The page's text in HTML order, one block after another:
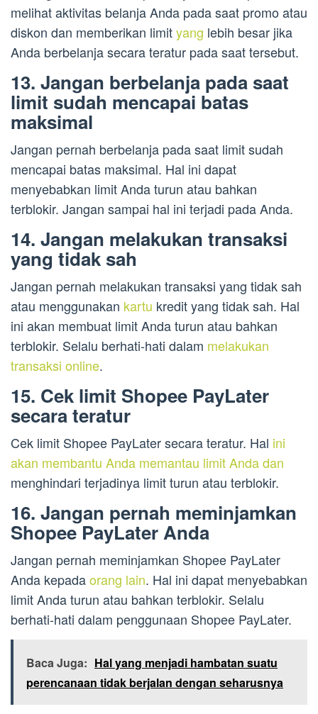
melihat aktivitas belanja Anda pada saat promo atau
diskon dan memberikan limityang lebih besar jika
Anda berbelanja secara teratur pada saat tersebut.
13. Jangan berbelanja pada saat
limit sudah mencapai batas
maksimal
Jangan pernah berbelanja pada saat limit sudah
mencapai batas maksimal. Hal ini dapat
menyebabkan limit Anda turun atau bahkan
terblokir. Jangan sampai hal ini terjadi pada Anda.
14. Jangan melakukan transaksi
yang tidak sah
Jangan pernah melakukan transaksi yang tidak sah
atau menggunakan kartu kredit yang tidak sah. Hal
ini akan membuat limit Anda turun atau bahkan
terblokir. Selalu berhati-hati dalam melakukan
transaksi online.
15. Cek limit Shopee PayLater
secara teratur
Cek limit Shopee PayLater secara teratur. Hal ini
akan membantu Anda memantau limit Anda dan
menghindari terjadinya limit turun atau terblokir.
16. Jangan pernah meminjamkan
Shopee PayLater Anda
Jangan pernah meminjamkan Shopee PayLater
Anda kepadaorang lain. Hal ini dapat menyebabkan
limit Anda turun atau bahkan terblokir. Selalu
berhati-hati dalam penggunaan Shopee PayLater.
Baca Juga: Hal yang menjadi hambatan suatu
perencanaan tidak berjalan dengan seharusnya